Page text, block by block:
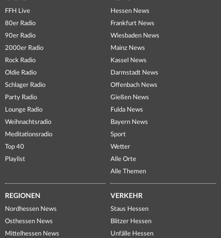
FFH Live
80er Radio
90er Radio
2000er Radio
Rock Radio
Oldie Radio
Schlager Radio
Party Radio
Lounge Radio
Weihnachtsradio
Meditationsradio
Top 40
Playlist
Hessen News
Frankfurt News
Wiesbaden News
Mainz News
Kassel News
Darmstadt News
Offenbach News
Gießen News
Fulda News
Bayern News
Sport
Wetter
Alle Orte
Alle Themen
REGIONEN
Nordhessen News
Osthessen News
Mittelhessen News
VERKEHR
Staus Hessen
Blitzer Hessen
Unfälle Hessen